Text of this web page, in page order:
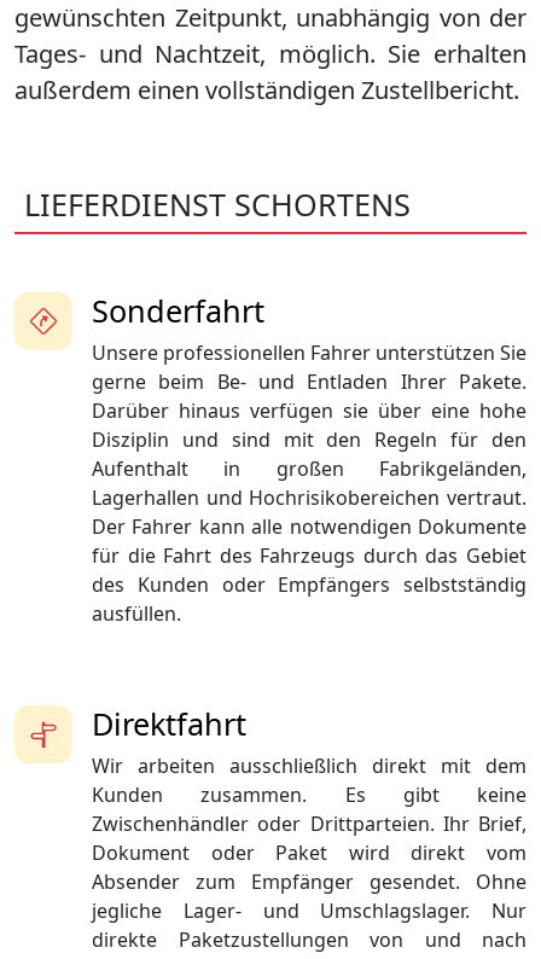
gewünschten Zeitpunkt, unabhängig von der
Tages- und Nachtzeit, möglich. Sie erhalten
außerdem einen vollständigen Zustellbericht.
LIEFERDIENST SCHORTENS
Sonderfahrt
Unsere professionellen Fahrer unterstützen Sie
gerne beim Be- und Entladen Ihrer Pakete.
Darüber hinaus verfügen sie über eine hohe
Disziplin und sind mit den Regeln für den
Aufenthalt in großen Fabrikgeländen,
Lagerhallen und Hochrisikobereichen vertraut.
Der Fahrer kann alle notwendigen Dokumente
für die Fahrt des Fahrzeugs durch das Gebiet
des Kunden oder Empfängers selbstständig
ausfüllen.
Direktfahrt
Wir arbeiten ausschließlich direkt mit dem
Kunden zusammen. Es gibt keine
Zwischenhändler oder Drittparteien. Ihr Brief,
Dokument oder Paket wird direkt vom
Absender zum Empfänger gesendet. Ohne
jegliche Lager- und Umschlagslager. Nur
direkte Paketzustellungen von und nach